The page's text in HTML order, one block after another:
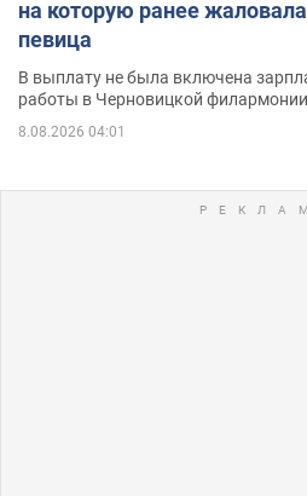
на которую ранее
певица
В выплату не была включена
работы в Черновицкой филармонии
8.08.2026 04:01